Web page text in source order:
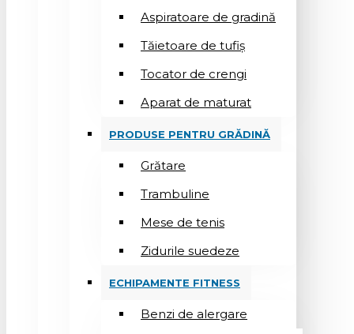
Aspiratoare de gradină
Tăietoare de tufiș
Tocator de crengi
Aparat de maturat
PRODUSE PENTRU GRĂDINĂ
Grătare
Trambuline
Mese de tenis
Zidurile suedeze
ECHIPAMENTE FITNESS
Benzi de alergare